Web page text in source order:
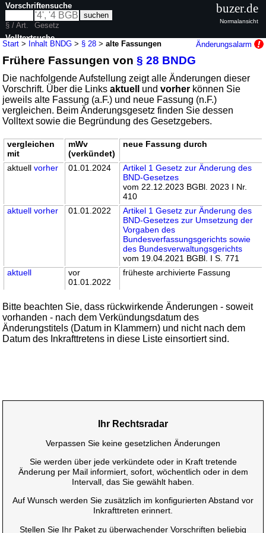
Start > Inhalt BNDG > § 28 >alte Fassungen Änderungsalarm
Frühere Fassungen von§ 28 BNDG
Die nachfolgende Aufstellung zeigt alle Änderungen dieser
Vorschrift. Über die Linksaktuell undvorher können Sie
jeweils alte Fassung (a.F.) und neue Fassung (n.F.)
vergleichen. Beim Änderungsgesetz finden Sie dessen
Volltext sowie die Begründung des Gesetzgebers.
vergleichen
mit
mWv
(verkündet)
neue Fassung durch
aktuellvorher 01.01.2024
Artikel 1 Gesetz zur Änderung des
BND-Gesetzes
vom 22.12.2023 BGBl. 2023 I Nr.
410
aktuell vorher 01.01.2022
Artikel 1 Gesetz zur Änderung des
BND-Gesetzes zur Umsetzung der
Vorgaben des
Bundesverfassungsgerichts sowie
des Bundesverwaltungsgerichts
vom 19.04.2021 BGBl. I S. 771
aktuell
vor
01.01.2022
früheste archivierte Fassung
Bitte beachten Sie, dass rückwirkende Änderungen - soweit
vorhanden - nach dem Verkündungsdatum des
Änderungstitels (Datum in Klammern) und nicht nach dem
Datum des Inkrafttretens in diese Liste einsortiert sind.
Vorschriftensuche
§ / Art.
Gesetz
Volltextsuche
nur in BNDG
buzer.de
Normalansicht
Ihr Rechtsradar
Verpassen Sie keine gesetzlichen Änderungen
Sie werden über jede verkündete oder in Kraft tretende
Änderung per Mail informiert, sofort, wöchentlich oder in dem
Intervall, das Sie gewählt haben.
Auf Wunsch werden Sie zusätzlich im konfigurierten Abstand vor
Inkrafttreten erinnert.
Stellen Sie Ihr Paket zu überwachender Vorschriften beliebig